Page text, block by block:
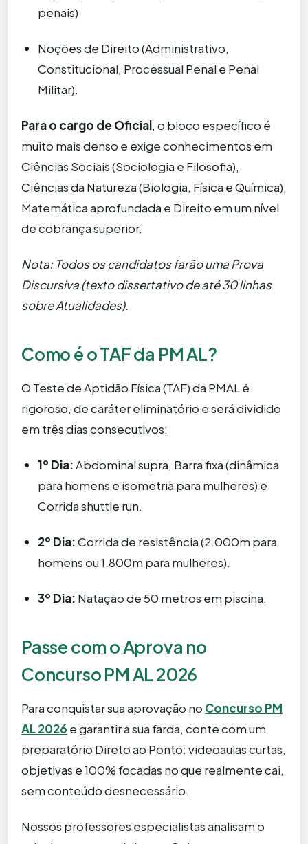
penais)
Noções de Direito (Administrativo,
Constitucional, Processual Penal e Penal
Militar).
Para o cargo de Oficial, o bloco específico é
muito mais denso e exige conhecimentos em
Ciências Sociais (Sociologia e Filosofia),
Ciências da Natureza (Biologia, Física e Química),
Matemática aprofundada e Direito em um nível
de cobrança superior.
Nota: Todos os candidatos farão uma Prova
Discursiva (texto dissertativo de até 30 linhas
sobre Atualidades).
Como é o TAF da PM AL?
O Teste de Aptidão Física (TAF) da PMAL é
rigoroso, de caráter eliminatório e será dividido
em três dias consecutivos:
1º Dia:Abdominal supra, Barra fixa (dinâmica
para homens e isometria para mulheres) e
Corrida shuttle run.
2º Dia:Corrida de resistência (2.000m para
homens ou 1.800m para mulheres).
3º Dia: Natação de 50 metros em piscina.
Passe com o Aprova no
Concurso PM AL 2026
Para conquistar sua aprovação no Concurso PM
AL 2026 e garantir a sua farda, conte com um
preparatório Direto ao Ponto: videoaulas curtas,
objetivas e 100% focadas no que realmente cai,
sem conteúdo desnecessário.
Nossos professores especialistas analisam o